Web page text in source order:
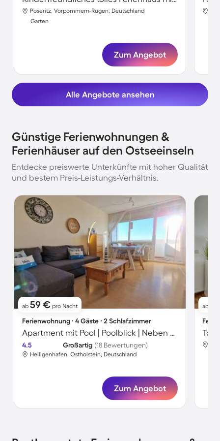
Poseritz, Vorpommern-Rügen, Deutschland
Garten
Zum Angebot
Alle Angebote ansehen
Günstige Ferienwohnungen &
Ferienhäuser auf den Ostseeinseln
Entdecke preiswerte Unterkünfte mit hoher Qualität
und bestem Preis-Leistungs-Verhältnis.
ab 59 € pro Nacht
Ferienwohnung ∙ 4 Gäste ∙ 2 Schlafzimmer
Apartment mit Pool | Poolblick | Neben dem Strand
4.5 Großartig (18 Bewertungen)
Heiligenhafen, Ostholstein, Deutschland
Zum Angebot
ab